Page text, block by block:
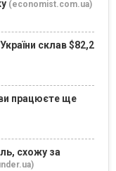
(economist.com.ua)
склав $82,2
працюєте ще
схожу за